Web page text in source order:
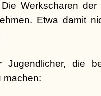
Werkscharen
Etwa damit
Jugendlicher, die
machen: